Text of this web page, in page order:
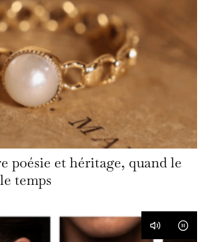
poésie et héritage, quand le
temps